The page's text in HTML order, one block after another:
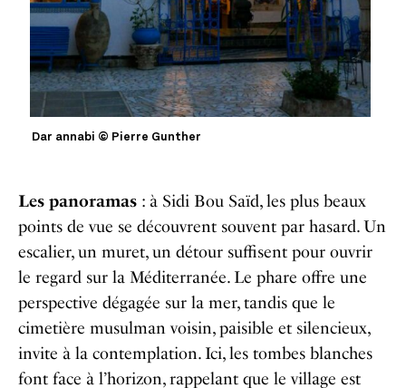
Dar annabi © Pierre Gunther
Les panoramas : à Sidi Bou Saïd, les plus beaux
points de vue se découvrent souvent par hasard. Un
escalier, un muret, un détour suffisent pour ouvrir
le regard sur la Méditerranée. Le phare offre une
perspective dégagée sur la mer, tandis que le
cimetière musulman voisin, paisible et silencieux,
invite à la contemplation. Ici, les tombes blanches
font face à l’horizon, rappelant que le village est